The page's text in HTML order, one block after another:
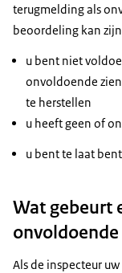
terugmelding als
beoordeling kan
u bent niet
onvoldoende
te herstellen
u heeft geen of
u bent te laat
Wat gebeurt
onvoldoende
Als de inspecteur